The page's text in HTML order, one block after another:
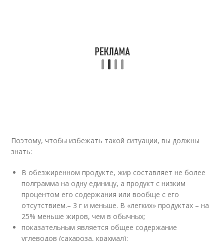
Поэтому, чтобы избежать такой ситуации, вы должны
знать:
В обезжиренном продукте, жир составляет не более
полграмма на одну единицу, а продукт с низким
процентом его содержания или вообще с его
отсутствием.– 3 г и меньше. В «легких» продуктах – на
25% меньше жиров, чем в обычных;
показательным является общее содержание
углеводов (сахароза, крахмал);